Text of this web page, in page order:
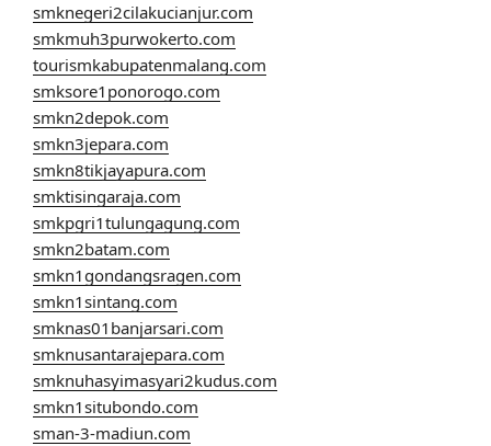
smknegeri2cilakucianjur.com
smkmuh3purwokerto.com
tourismkabupatenmalang.com
smksore1ponorogo.com
smkn2depok.com
smkn3jepara.com
smkn8tikjayapura.com
smktisingaraja.com
smkpgri1tulungagung.com
smkn2batam.com
smkn1gondangsragen.com
smkn1sintang.com
smknas01banjarsari.com
smknusantarajepara.com
smknuhasyimasyari2kudus.com
smkn1situbondo.com
sman-3-madiun.com